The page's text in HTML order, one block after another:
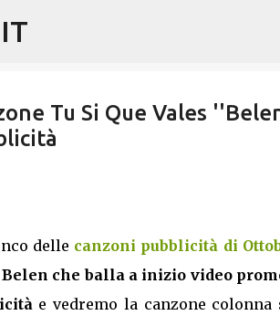
Tu Si Que Vales
delle canzoni pubblicità di
Belen che balla a inizio video
e vedremo la canzone